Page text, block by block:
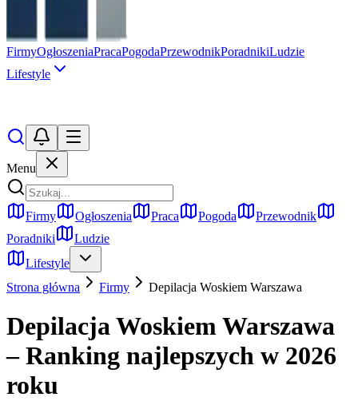
FirmyOgłoszeniaPracaPogodaPrzewodnikPoradnikiLudzie
Lifestyle
Menu
Firmy Ogłoszenia Praca Pogoda
Przewodnik
Poradniki
Ludzie
Lifestyle
Strona główna
Firmy Depilacja Woskiem Warszawa
Depilacja Woskiem Warszawa
– Ranking najlepszych w 2026
roku